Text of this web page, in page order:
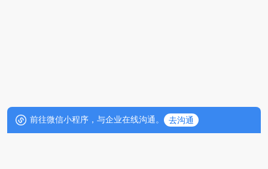
前往微信小程序，与企业在线沟通。 去沟通